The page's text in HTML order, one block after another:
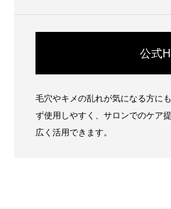
公式
毛穴やキメの乱れが気になる方に
ず使用しやすく、サロンでのケア
広く活用できます。